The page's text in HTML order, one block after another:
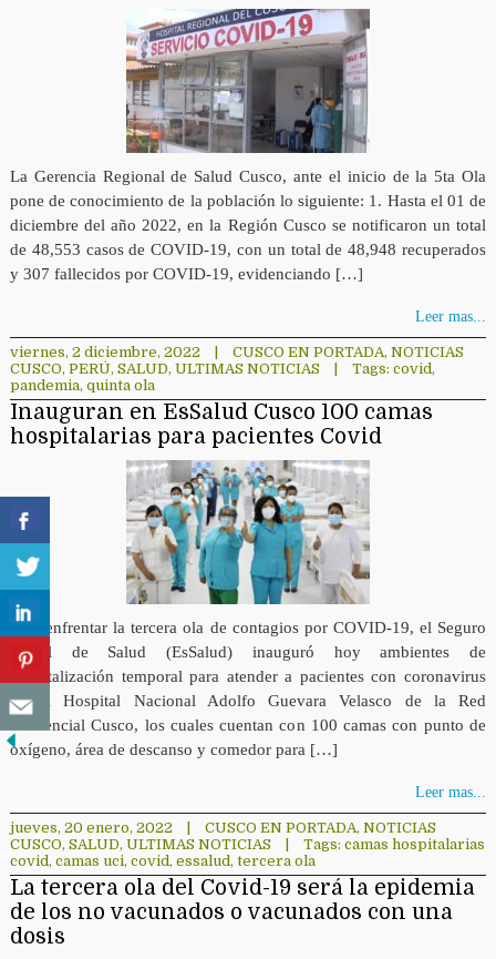
La Gerencia Regional de Salud Cusco, ante el inicio de la 5ta Ola
pone de conocimiento de la población lo siguiente: 1. Hasta el 01 de
diciembre del año 2022, en la Región Cusco se notificaron un total
de 48,553 casos de COVID-19, con un total de 48,948 recuperados
y 307 fallecidos por COVID-19, evidenciando […]
Leer mas...
viernes, 2 diciembre, 2022 CUSCO EN PORTADA, NOTICIAS
CUSCO, PERÚ, SALUD, ULTIMAS NOTICIAS Tags: covid,
pandemia, quinta ola
Inauguran en EsSalud Cusco 100 camas
hospitalarias para pacientes Covid
Para enfrentar la tercera ola de contagios por COVID-19, el Seguro
Social de Salud (EsSalud) inauguró hoy ambientes de
hospitalización temporal para atender a pacientes con coronavirus
en el Hospital Nacional Adolfo Guevara Velasco de la Red
Asistencial Cusco, los cuales cuentan con 100 camas con punto de
oxígeno, área de descanso y comedor para […]
Leer mas...
jueves, 20 enero, 2022 CUSCO EN PORTADA, NOTICIAS
CUSCO, SALUD, ULTIMAS NOTICIAS Tags: camas hospitalarias
covid, camas uci, covid, essalud, tercera ola
La tercera ola del Covid-19 será la epidemia
de los no vacunados o vacunados con una
dosis